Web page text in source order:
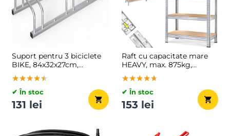
Suport pentru 3 biciclete
BIKE, 84x32x27cm,
argintiu
★★★★★
★★★★★
★★★★★
✔ În stoc
131 lei
Raft cu capacitate mare
HEAVY, max. 875kg,
90x40x180cm, argintiu
★★★★★
★★★★★
★★★★★
✔ În stoc
153 lei